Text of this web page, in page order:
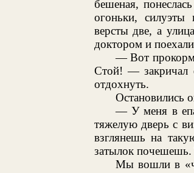
бешеная,
огоньки,
версты две, а
доктором и
— Вот
Стой! — закричал
отдохнуть.
Остановились
— У меня в
тяжелую дверь с
взглянешь на
затылок почешешь.
Мы вошли в